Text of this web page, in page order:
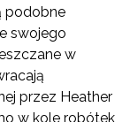
podobne
swojego
w
przez Heather
w kole robótek